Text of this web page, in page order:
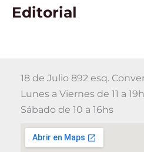
Editorial
18 de Julio 892 esq.
Lunes a Viernes de 11 a
Sábado de 10 a 16hs